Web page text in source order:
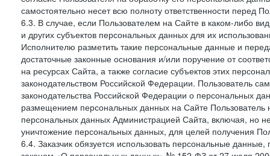
самостоятельно несет всю полноту ответственности перед
6.3. В случае, если Пользователем на Сайте в каком-либо
и других субъектов персональных данных для их
Исполнителю разметить такие персональные данные и
достаточные законные основания и/или поручение от
на ресурсах Сайта, а также согласие субъектов этих
законодательством Российской Федерации. Пользователь
законодательства Российской Федерации о персональных
размещением персональных данных на Сайте Пользователь
персональных данных Администрацией Сайта, включая, но
уничтожение персональных данных, для целей получения
6.4. Заказчик обязуется использовать персональные